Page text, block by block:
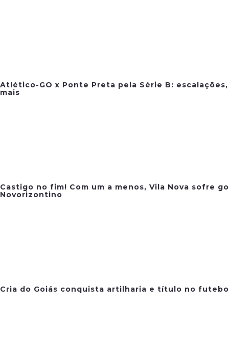
Atlético-GO x Ponte Preta pela Série B:
mais
Castigo no fim! Com um a menos, Vila Nova sofre
Novorizontino
Cria do Goiás conquista artilharia e título no